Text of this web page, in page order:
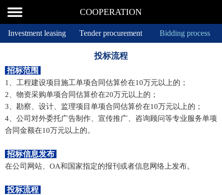
COOPERATION
Investment leasing Tender procurement Bidding process
投标流程
招标范围
1、工程建设项目施工单项合同估算价在10万元以上的；
2、物资采购单项合同估算价在20万元以上的；
3、勘察、设计、监理项目单项合同估算价在10万元以上的；
4、公司对外委托广告制作、宣传推广、咨询顾问等专业服务单项
合同金额在10万元以上的。
招标信息发布
在公司网站、OA和国家指定的报刊或者信息网络上发布。
投标流程